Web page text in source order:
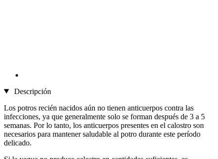
Descripción
Los potros recién nacidos aún no tienen anticuerpos contra las
infecciones, ya que generalmente solo se forman después de 3 a 5
semanas. Por lo tanto, los anticuerpos presentes en el calostro son
necesarios para mantener saludable al potro durante este período
delicado.